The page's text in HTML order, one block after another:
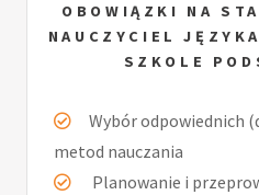
OBOWIĄZKI NA
NAUCZYCIEL
SZKOLE
Wybór odpowiednich
metod nauczania
Planowanie i